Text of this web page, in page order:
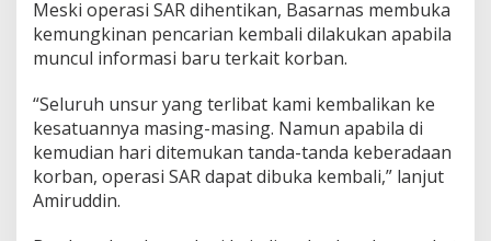
Meski operasi SAR dihentikan, Basarnas membuka
kemungkinan pencarian kembali dilakukan apabila
muncul informasi baru terkait korban.
“Seluruh unsur yang terlibat kami kembalikan ke
kesatuannya masing-masing. Namun apabila di
kemudian hari ditemukan tanda-tanda keberadaan
korban, operasi SAR dapat dibuka kembali,” lanjut
Amiruddin.